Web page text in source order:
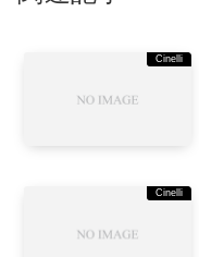
Cinelli
Cinelli